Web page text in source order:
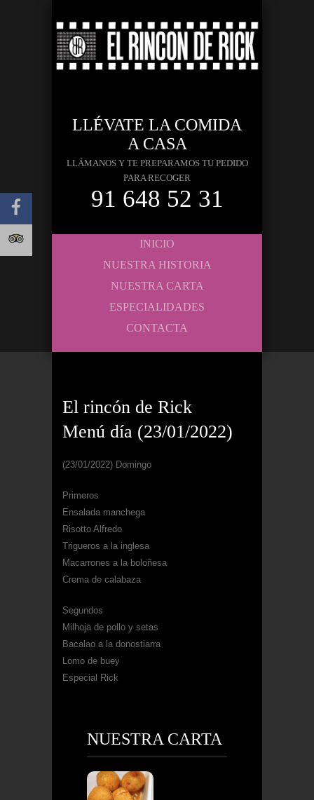
LLÉVATE LA COMIDA
A CASA
LLÁMANOS Y TE PREPARAMOS TU PEDIDO
PARA RECOGER
91 648 52 31
INICIO
NUESTRA HISTORIA
NUESTRA CARTA
ESPECIALIDADES
CONTACTA
El rincón de Rick
Menú día (23/01/2022)
(23/01/2022) Domingo
Primeros
Ensalada manchega
Risotto Alfredo
Trigueros a la inglesa
Macarrones a la boloñesa
Crema de calabaza
Segundos
Milhoja de pollo y setas
Bacalao a la donostiarra
Lomo de buey
Especial Rick
NUESTRA CARTA